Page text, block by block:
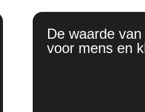
De waarde
voor mens en